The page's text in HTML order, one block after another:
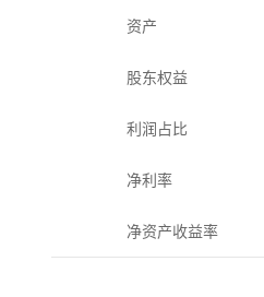
资产
股东权益
利润占比
净利率
净资产收益率